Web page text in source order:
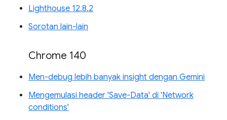
Lighthouse 12.8.2
Sorotan lain-lain
Chrome 140
Men-debug lebih banyak insight dengan Gemini
Mengemulasi header 'Save-Data' di 'Network
conditions'